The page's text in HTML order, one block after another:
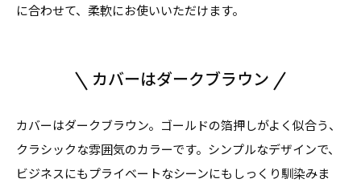
に合わせて、柔軟にお使いいただけます。
カバーはダークブラウン
カバーはダークブラウン。ゴールドの箔押しがよく似合う、
クラシックな雰囲気のカラーです。シンプルなデザインで、
ビジネスにもプライベートなシーンにもしっくり馴染みま